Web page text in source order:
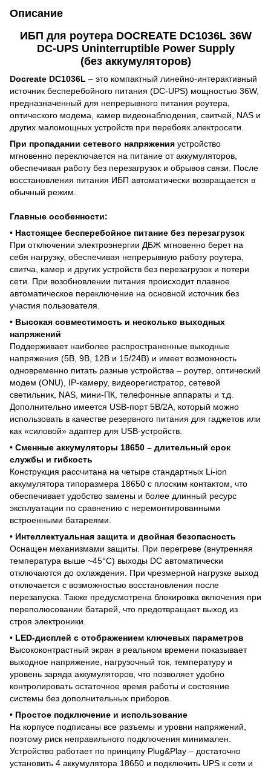
Описание
ИБП для роутера DOCREATE DC1036L 36W
DC-UPS Uninterruptible Power Supply
(без аккумуляторов)
Docreate DC1036L – это компактный линейно-интерактивный
источник бесперебойного питания (DC-UPS) мощностью 36W,
предназначенный для непрерывного питания роутера,
оптического модема, камер видеонаблюдения, свитчей, NAS и
других маломощных устройств при перебоях электросети.
При пропадании сетевого напряжения устройство
мгновенно переключается на питание от аккумуляторов,
обеспечивая работу без перезагрузок и обрывов связи. После
восстановления питания ИБП автоматически возвращается в
обычный режим.
Главные особенности:
• Настоящее бесперебойное питание без перезагрузок
При отключении электроэнергии ДБЖ мгновенно берет на
себя нагрузку, обеспечивая непрерывную работу роутера,
свитча, камер и других устройств без перезагрузок и потери
сети. При возобновлении питания происходит плавное
автоматическое переключение на основной источник без
участия пользователя.
• Высокая совместимость и несколько выходных
напряжений
Поддерживает наиболее распространенные выходные
напряжения (5В, 9В, 12В и 15/24В) и имеет возможность
одновременно питать разные устройства – роутер, оптический
модем (ONU), IP-камеру, видеорегистратор, сетевой
светильник, NAS, мини-ПК, телефонные аппараты и т.д.
Дополнительно имеется USB-порт 5В/2А, который можно
использовать в качестве резервного питания для гаджетов или
как «силовой» адаптер для USB-устройств.
• Сменные аккумуляторы 18650 – длительный срок
службы и гибкость
Конструкция рассчитана на четыре стандартных Li-ion
аккумулятора типоразмера 18650 с плоским контактом, что
обеспечивает удобство замены и более длинный ресурс
эксплуатации по сравнению с неремонтированными
встроенными батареями.
• Интеллектуальная защита и двойная безопасность
Оснащен механизмами защиты. При перегреве (внутренняя
температура выше ~45°C) выходы DC автоматически
отключаются до охлаждения. При чрезмерной нагрузке выход
отключается с возможностью восстановления после
перезапуска. Также предусмотрена блокировка включения при
переполюсовании батарей, что предотвращает выход из
строя электроники.
• LED-дисплей с отображением ключевых параметров
Высококонтрастный экран в реальном времени показывает
выходное напряжение, нагрузочный ток, температуру и
уровень заряда аккумуляторов, что позволяет удобно
контролировать остаточное время работы и состояние
системы без дополнительных приборов.
• Простое подключение и использование
На корпусе подписаны все разъемы и уровни напряжений,
поэтому риск неправильного подключения минимален.
Устройство работает по принципу Plug&Play – достаточно
установить 4 аккумулятора 18650 и подключить UPS к сети и